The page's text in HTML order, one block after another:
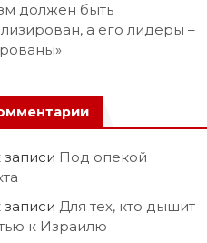
должен быть
а его лидеры –
записи Под опекой
записи Для тех, кто дышит
к Израилю